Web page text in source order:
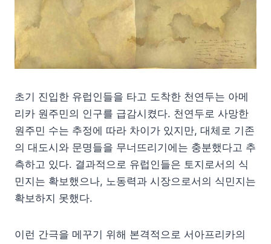
초기 진입한 유럽인들을 타고 도착한 천연두는 아메
리카 원주민의 인구를 급감시켰다. 천연두로 사망한
원주민 수는 추정에 따라 차이가 있지만, 대체로 기존
의 대도시와 문명들을 무너뜨리기에는 충분했다고 추
측하고 있다. 결과적으로 유럽인들은 토지로서의 식
민지는 확보했으나, 노동력과 시장으로서의 식민지는
확보하지 못했다.
이런 간극을 메꾸기 위해 본격적으로 서아프리카의